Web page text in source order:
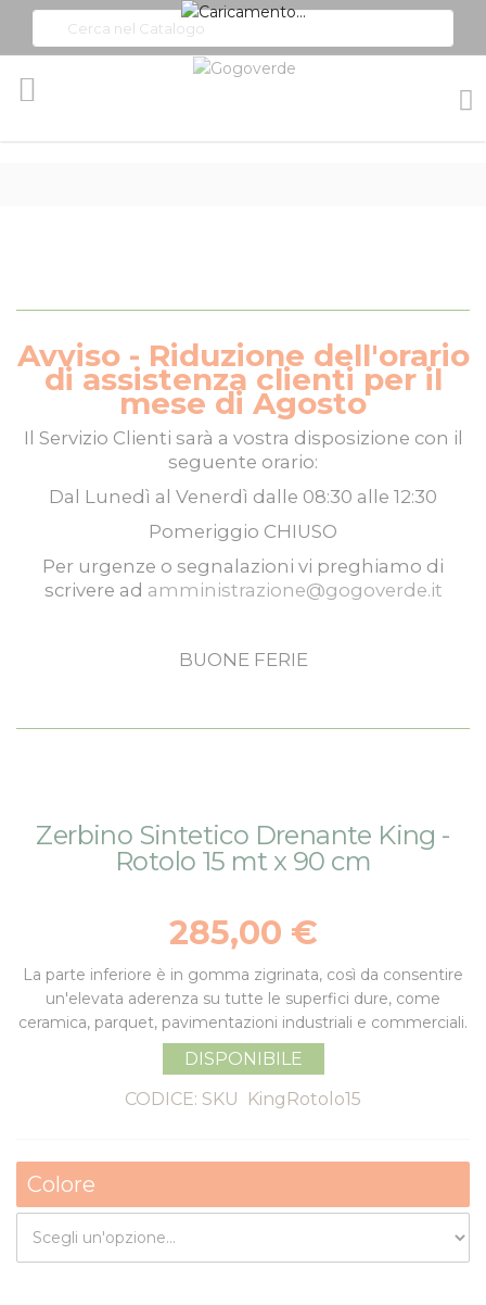
Avviso - Riduzione dell'orario
di assistenza clienti per il
mese di Agosto
Il Servizio Clienti sarà a vostra disposizione con il
seguente orario:
Dal Lunedì al Venerdì dalle 08:30 alle 12:30
Pomeriggio CHIUSO
Per urgenze o segnalazioni vi preghiamo di
scrivere ad amministrazione@gogoverde.it
BUONE FERIE
alla
all'inizio
Zerbino Sintetico Drenante King -
Rotolo 15 mt x 90 cm
285,00 €
La parte inferiore è in gomma zigrinata, così da consentire
un'elevata aderenza su tutte le superfici dure, come
ceramica, parquet, pavimentazioni industriali e commerciali.
DISPONIBILE
CODICE: SKU
KingRotolo15
Colore